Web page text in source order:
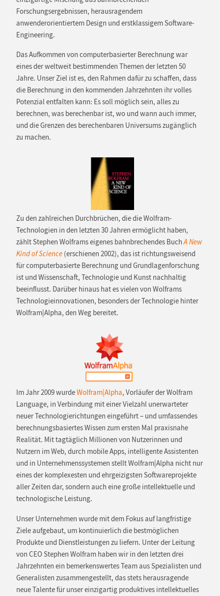
Forschungsergebnissen, herausragendem
anwenderorientiertem Design und erstklassigem Software-
Engineering.
Das Aufkommen von computerbasierter Berechnung war
eines der weltweit bestimmenden Themen der letzten 50
Jahre. Unser Ziel ist es, den Rahmen dafür zu schaffen, dass
die Berechnung in den kommenden Jahrzehnten ihr volles
Potenzial entfalten kann: Es soll möglich sein, alles zu
berechnen, was berechenbar ist, wo und wann auch immer,
und die Grenzen des berechenbaren Universums zugänglich
zu machen.
Zu den zahlreichen Durchbrüchen, die die Wolfram-
Technologien in den letzten 30 Jahren ermöglicht haben,
zählt Stephen Wolframs eigenes bahnbrechendes BuchA New
Kind of Science(erschienen 2002), das ist richtungsweisend
für computerbasierte Berechnung und Grundlagenforschung
ist und Wissenschaft, Technologie und Kunst nachhaltig
beeinflusst. Darüber hinaus hat es vielen von Wolframs
Technologieinnovationen, besonders der Technologie hinter
Wolfram|Alpha, den Weg bereitet.
Im Jahr 2009 wurdeWolfram|Alpha, Vorläufer der Wolfram
Language, in Verbindung mit einer Vielzahl unerwarteter
neuer Technologierichtungen eingeführt – und umfassendes
berechnungsbasiertes Wissen zum ersten Mal praxisnahe
Realität. Mit tagtäglich Millionen von Nutzerinnen und
Nutzern im Web, durch mobile Apps, intelligente Assistenten
und in Unternehmenssystemen stellt Wolfram|Alpha nicht nur
eines der komplexesten und ehrgeizigsten Softwareprojekte
aller Zeiten dar, sondern auch eine große intellektuelle und
technologische Leistung.
Unser Unternehmen wurde mit dem Fokus auf langfristige
Ziele aufgebaut, um kontinuierlich die bestmöglichen
Produkte und Dienstleistungen zu liefern. Unter der Leitung
von CEO Stephen Wolfram haben wir in den letzten drei
Jahrzehnten ein bemerkenswertes Team aus Spezialisten und
Generalisten zusammengestellt, das stets herausragende
neue Talente für unser einzigartig produktives intellektuelles